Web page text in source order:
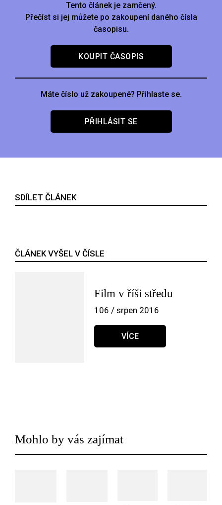
Tento článek je zamčený.
Přečíst si jej můžete po zakoupení daného čísla
časopisu.
KOUPIT ČASOPIS
Máte číslo už zakoupené? Přihlaste se.
PŘIHLÁSIT SE
SDÍLET ČLÁNEK
ČLÁNEK VYŠEL V ČÍSLE
Film v říši středu
106 / srpen 2016
VÍCE
Mohlo by vás zajímat